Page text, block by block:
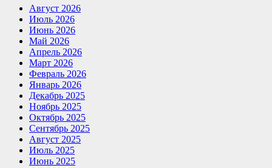
Август 2026
Июль 2026
Июнь 2026
Май 2026
Апрель 2026
Март 2026
Февраль 2026
Январь 2026
Декабрь 2025
Ноябрь 2025
Октябрь 2025
Сентябрь 2025
Август 2025
Июль 2025
Июнь 2025